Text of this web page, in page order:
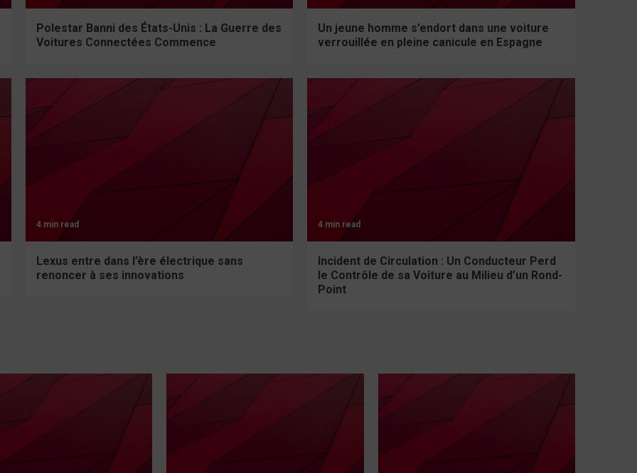
Polestar Banni des États-Unis : La Guerre des
Voitures Connectées Commence
Un jeune homme s’endort dans une voiture
verrouillée en pleine canicule en Espagne
4 min read
Lexus entre dans l’ère électrique sans
renoncer à ses innovations
4 min read
Incident de Circulation : Un Conducteur Perd
le Contrôle de sa Voiture au Milieu d’un Rond-
Point